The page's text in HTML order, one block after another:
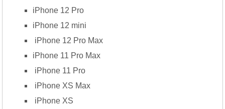
iPhone 12 Pro
iPhone 12 mini
iPhone 12 Pro Max
iPhone 11 Pro Max
iPhone 11 Pro
iPhone XS Max
iPhone XS